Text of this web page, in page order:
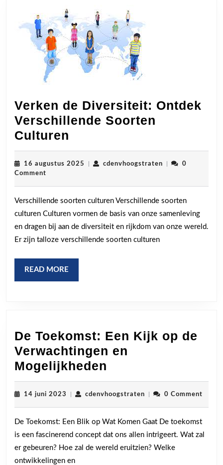
Verken de Diversiteit: Ontdek
Verschillende Soorten
Culturen
de
Diversiteit:
Verschillende
Soorten
Culturen
16 augustus 2025 16
cdenvhoogstratencdenvhoogstraten
0
Comment
Verschillende soorten culturen Verschillende soorten
culturen Culturen vormen de basis van onze samenleving
en dragen bij aan de diversiteit en rijkdom van onze wereld.
Er zijn talloze verschillende soorten culturen
READ MORE
MORE
De Toekomst: Een Kijk op de
Verwachtingen en
Mogelijkheden
Toekomst:
Een
Kijk
op
de
Verwachtingen
14 juni 2023 14
cdenvhoogstratencdenvhoogstraten
0 Comment
De Toekomst: Een Blik op Wat Komen Gaat De toekomst
is een fascinerend concept dat ons allen intrigeert. Wat zal
er gebeuren? Hoe zal de wereld eruitzien? Welke
ontwikkelingen en